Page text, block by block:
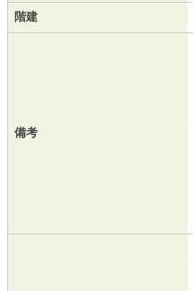
階建
備考